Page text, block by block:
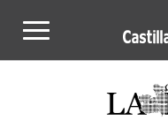
Noticias de la